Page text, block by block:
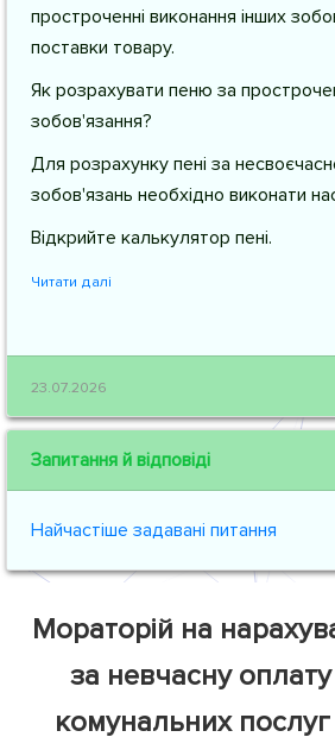
простроченні виконання інших
поставки товару.
Як розрахувати пеню за
зобов'язання?
Для розрахунку пені за
зобов'язань необхідно виконати
Відкрийте калькулятор пені.
Читати далі
23.07.2026
Запитання й відповіді
Найчастіше задавані питання
Мораторій на
за невчасну
комунальних